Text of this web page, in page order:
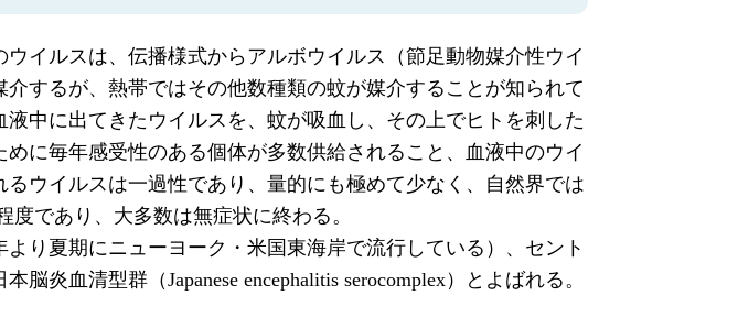
イルスは、伝播様式からアルボウイルス（節足動物媒介性ウイ
するが、熱帯ではその他数種類の蚊が媒介することが知られて
中に出てきたウイルスを、蚊が吸血し、その上でヒトを刺した
に毎年感受性のある個体が多数供給されること、血液中のウイ
ウイルスは一過性であり、量的にも極めて少なく、自然界では
であり、大多数は無症状に終わる。
り夏期にニューヨーク・米国東海岸で流行している）、セント
炎血清型群（Japanese encephalitis serocomplex）とよばれる。